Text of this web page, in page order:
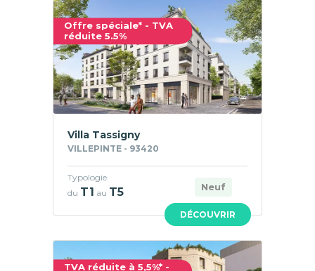
Offre spéciale* - TVA
réduite 5.5%
DÉCOUVRIR
Villa Tassigny
VILLEPINTE - 93420
Neuf
Typologie
du T1 au T5
TVA réduite à 5,5%* -